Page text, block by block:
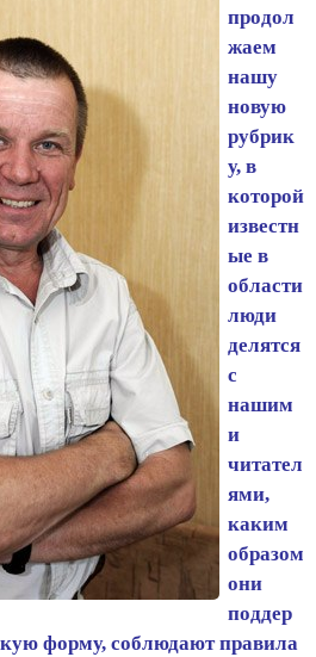
продол
жаем
нашу
новую
рубрик
у, в
которой
известн
ые в
области
люди
делятся
с
нашим
и
читател
ями,
каким
образом
они
поддер
форму, соблюдают правила